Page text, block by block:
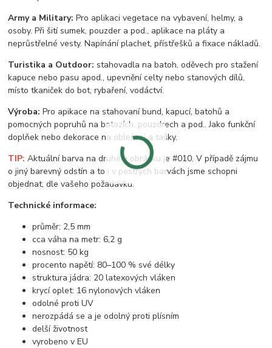
Army a Military:Pro aplikaci vegetace na vybavení, helmy, a
osoby. Při šití sumek, pouzder a pod., aplikace na pláty a
neprůstřelné vesty. Napínání plachet, přístřešků a fixace nákladů.
Turistika a Outdoor: stahovadla na batoh, oděvech pro stažení
kapuce nebo pasu apod., upevnění celty nebo stanových dílů,
místo tkaniček do bot, rybaření, vodáctví.
Výroba: Pro apikace na stahovaní bund, kapucí, batohů a
pomocných popruhů na batozích, pouzdrech a pod.. Jako funkční
doplňek nebo dekorace na oblečení a tašky.
TIP:Aktuální barva na druhém obrázku je #010. V případě zájmu
o jiný barevný odstín a to i v pestrých barvách jsme schopni
objednat, dle vašeho požadavku.
Technické informace:
průměr: 2,5 mm
cca váha na metr: 6,2 g
nosnost: 50 kg
procento napětí: 80–100 % své délky
struktura jádra: 20 latexových vláken
krycí oplet: 16 nylonových vláken
odolné proti UV
nerozpádá se a je odolný proti plísním
delší životnost
vyrobeno v EU